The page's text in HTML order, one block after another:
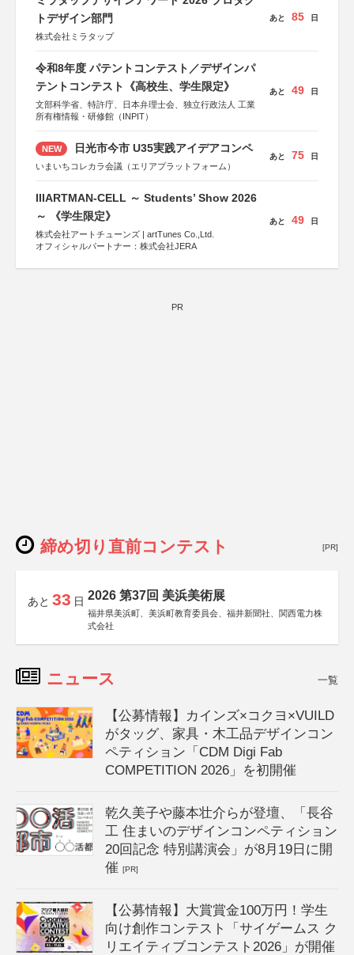
トデザイン部門
株式会社ミラタップ
あと 85 日
令和8年度 パテントコンテスト／デザインパ
テントコンテスト《高校生、学生限定》
文部科学省、特許庁、日本弁理士会、独立行政法人 工業
所有権情報・研修館（INPIT）
あと 49 日
NEW 日光市今市 U35実践アイデアコンペ
いまいちコレカラ会議（エリアプラットフォーム）
あと 75 日
IIIARTMAN-CELL ～ Students’ Show 2026
～ 《学生限定》
株式会社アートチューンズ | artTunes Co.,Ltd.
オフィシャルパートナー：株式会社JERA
あと 49 日
PR
締め切り直前コンテスト [PR]
あと 33 日 2026 第37回 美浜美術展
福井県美浜町、美浜町教育委員会、福井新聞社、関西電力株
式会社
ニュース 一覧
【公募情報】カインズ×コクヨ×VUILD
がタッグ、家具・木工品デザインコン
ペティション「CDM Digi Fab
COMPETITION 2026」を初開催
乾久美子や藤本壮介らが登壇、「長谷
工 住まいのデザインコンペティション
20回記念 特別講演会」が8月19日に開
催[PR]
【公募情報】大賞賞金100万円！学生
向け創作コンテスト「サイゲームス ク
リエイティブコンテスト2026」が開催